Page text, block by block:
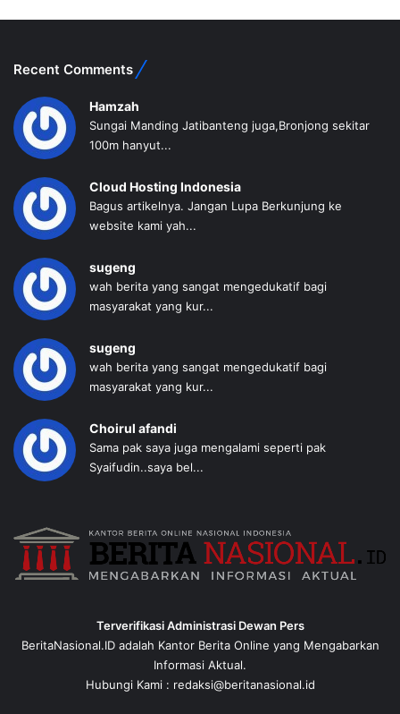
Recent Comments
Hamzah
Sungai Manding Jatibanteng juga,Bronjong sekitar
100m hanyut...
Cloud Hosting Indonesia
Bagus artikelnya. Jangan Lupa Berkunjung ke
website kami yah...
sugeng
wah berita yang sangat mengedukatif bagi
masyarakat yang kur...
sugeng
wah berita yang sangat mengedukatif bagi
masyarakat yang kur...
Choirul afandi
Sama pak saya juga mengalami seperti pak
Syaifudin..saya bel...
Terverifikasi Administrasi Dewan Pers
BeritaNasional.ID adalah Kantor Berita Online yang Mengabarkan
Informasi Aktual.
Hubungi Kami : redaksi@beritanasional.id